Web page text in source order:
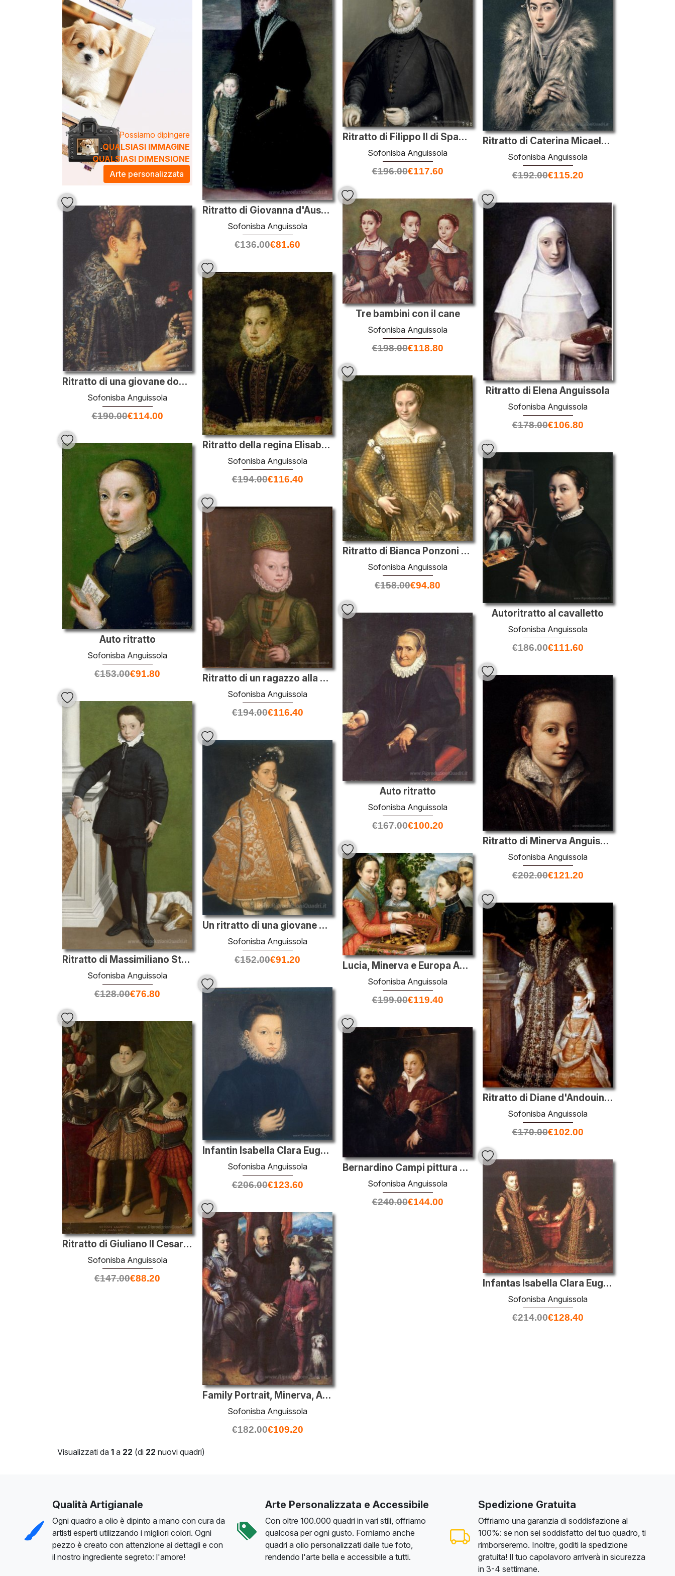
Possiamo dipingere
QUALSIASI IMMAGINE
QUALSIASI DIMENSIONE
Arte personalizzata
Ritratto di Giovanna d'Austria con una giovane ragazza
Sofonisba Anguissola
€136.00€81.60
Ritratto di Filippo II di Spagna
Sofonisba Anguissola
€196.00€117.60
Ritratto di Caterina Micaela di Spagna
Sofonisba Anguissola
€192.00€115.20
Tre bambini con il cane
Sofonisba Anguissola
€198.00€118.80
Ritratto di Elena Anguissola
Sofonisba Anguissola
€178.00€106.80
Ritratto di una giovane donna di profilo
Sofonisba Anguissola
€190.00€114.00
Ritratto della regina Elisabetta di Spagna
Sofonisba Anguissola
€194.00€116.40
Ritratto di Bianca Ponzoni Anguissola, madre dell'artista
Sofonisba Anguissola
€158.00€94.80
Auto ritratto
Sofonisba Anguissola
€153.00€91.80
Autoritratto al cavalletto
Sofonisba Anguissola
€186.00€111.60
Ritratto di un ragazzo alla corte spagnola
Sofonisba Anguissola
€194.00€116.40
Auto ritratto
Sofonisba Anguissola
€167.00€100.20
Ritratto di Minerva Anguissola
Sofonisba Anguissola
€202.00€121.20
Ritratto di Massimiliano Stampa
Sofonisba Anguissola
€128.00€76.80
Un ritratto di una giovane Alessandro Farnese, futuro duca di Pa
Sofonisba Anguissola
€152.00€91.20
Lucia, Minerva e Europa Anguissola Scacchi Giocare
Sofonisba Anguissola
€199.00€119.40
Ritratto di Diane d'Andouins e sua figlia
Sofonisba Anguissola
€170.00€102.00
Infantin Isabella Clara Eugenia
Sofonisba Anguissola
€206.00€123.60
Ritratto di Giuliano II Cesarini di 14 anni
Sofonisba Anguissola
€147.00€88.20
Bernardino Campi pittura Sofonisba Anguissola
Sofonisba Anguissola
€240.00€144.00
Infantas Isabella Clara Eugenia e Catalina Micaela
Sofonisba Anguissola
€214.00€128.40
Family Portrait, Minerva, Amilcare e Asdrubale Anguissola
Sofonisba Anguissola
€182.00€109.20
Visualizzati da 1 a 22 (di 22 nuovi quadri)
Qualità Artigianale
Ogni quadro a olio è dipinto a mano con cura da
artisti esperti utilizzando i migliori colori. Ogni
pezzo è creato con attenzione ai dettagli e con
il nostro ingrediente segreto: l'amore!
Arte Personalizzata e Accessibile
Con oltre 100.000 quadri in vari stili, offriamo
qualcosa per ogni gusto. Forniamo anche
quadri a olio personalizzati dalle tue foto,
rendendo l'arte bella e accessibile a tutti.
Spedizione Gratuita
Offriamo una garanzia di soddisfazione al
100%: se non sei soddisfatto del tuo quadro, ti
rimborseremo. Inoltre, goditi la spedizione
gratuita! Il tuo capolavoro arriverà in sicurezza
in 3-4 settimane.